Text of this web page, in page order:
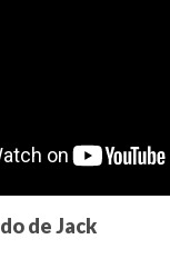
de Jack